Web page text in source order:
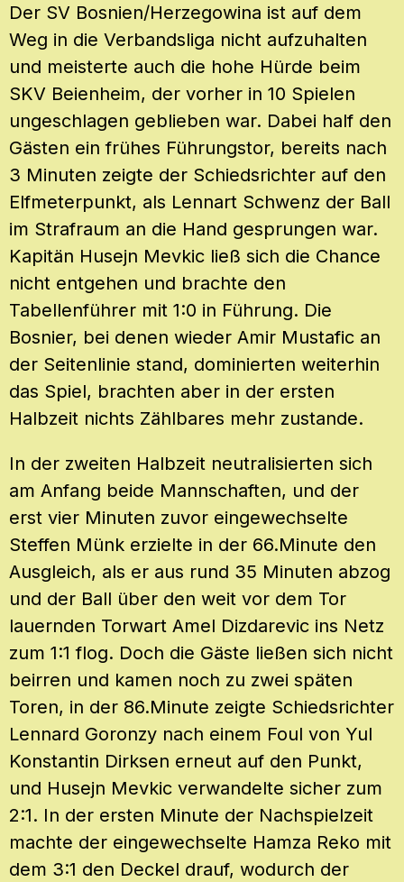
Der SV Bosnien/Herzegowina ist auf dem
Weg in die Verbandsliga nicht aufzuhalten
und meisterte auch die hohe Hürde beim
SKV Beienheim, der vorher in 10 Spielen
ungeschlagen geblieben war. Dabei half den
Gästen ein frühes Führungstor, bereits nach
3 Minuten zeigte der Schiedsrichter auf den
Elfmeterpunkt, als Lennart Schwenz der Ball
im Strafraum an die Hand gesprungen war.
Kapitän Husejn Mevkic ließ sich die Chance
nicht entgehen und brachte den
Tabellenführer mit 1:0 in Führung. Die
Bosnier, bei denen wieder Amir Mustafic an
der Seitenlinie stand, dominierten weiterhin
das Spiel, brachten aber in der ersten
Halbzeit nichts Zählbares mehr zustande.
In der zweiten Halbzeit neutralisierten sich
am Anfang beide Mannschaften, und der
erst vier Minuten zuvor eingewechselte
Steffen Münk erzielte in der 66.Minute den
Ausgleich, als er aus rund 35 Minuten abzog
und der Ball über den weit vor dem Tor
lauernden Torwart Amel Dizdarevic ins Netz
zum 1:1 flog. Doch die Gäste ließen sich nicht
beirren und kamen noch zu zwei späten
Toren, in der 86.Minute zeigte Schiedsrichter
Lennard Goronzy nach einem Foul von Yul
Konstantin Dirksen erneut auf den Punkt,
und Husejn Mevkic verwandelte sicher zum
2:1. In der ersten Minute der Nachspielzeit
machte der eingewechselte Hamza Reko mit
dem 3:1 den Deckel drauf, wodurch der